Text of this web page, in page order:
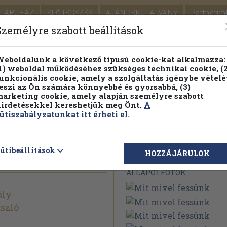
ELŐJEGYZÉS AJÁNDÉKUTALVÁNY
SEGÍTSÉG
PILLANATNYI ÁRAINK FENNTARTHATÓ
Részletes kereső Témaköri fa
Megvásárolható
ÁLLAPOTFOTÓK
szabott beállítások
a következő típusú cookie-kat alkalmazza:
weboldal működéséhez szükséges technikai cookie,
cookie, amely a szolgáltatás igénybe
az Ön számára könnyebbé és gyorsabbá, (3)
cookie, amely alapján személyre szabott
kereshetjük meg Önt. A
itt érheti el.
HOZZÁJÁRULOK